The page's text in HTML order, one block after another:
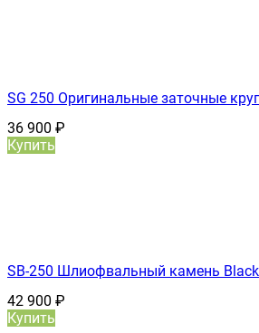
SG 250 Оригинальные заточные
36 900 ₽
Купить
SB-250 Шлиофвальный камень
42 900 ₽
Купить